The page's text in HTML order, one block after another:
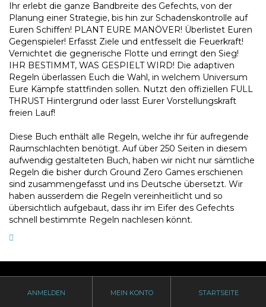
Ihr erlebt die ganze Bandbreite des Gefechts, von der
Planung einer Strategie, bis hin zur Schadenskontrolle auf
Euren Schiffen! PLANT EURE MANÖVER! Überlistet Euren
Gegenspieler! Erfasst Ziele und entfesselt die Feuerkraft!
Vernichtet die gegnerische Flotte und erringt den Sieg!
IHR BESTIMMT, WAS GESPIELT WIRD! Die adaptiven
Regeln überlassen Euch die Wahl, in welchem Universum
Eure Kämpfe stattfinden sollen. Nutzt den offiziellen FULL
THRUST Hintergrund oder lasst Eurer Vorstellungskraft
freien Lauf!
Diese Buch enthält alle Regeln, welche ihr für aufregende
Raumschlachten benötigt. Auf über 250 Seiten in diesem
aufwendig gestalteten Buch, haben wir nicht nur sämtliche
Regeln die bisher durch Ground Zero Games erschienen
sind zusammengefasst und ins Deutsche übersetzt. Wir
haben ausserdem die Regeln vereinheitlicht und so
übersichtlich aufgebaut, dass ihr im Eifer des Gefechts
schnell bestimmte Regeln nachlesen könnt.
ANMELDEN MEIN KONTO STARTSEITE